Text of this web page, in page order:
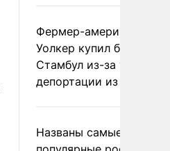
Фермер-американец
Уолкер купил билет в
Стамбул из-за угрозы
депортации из России
Названы самые